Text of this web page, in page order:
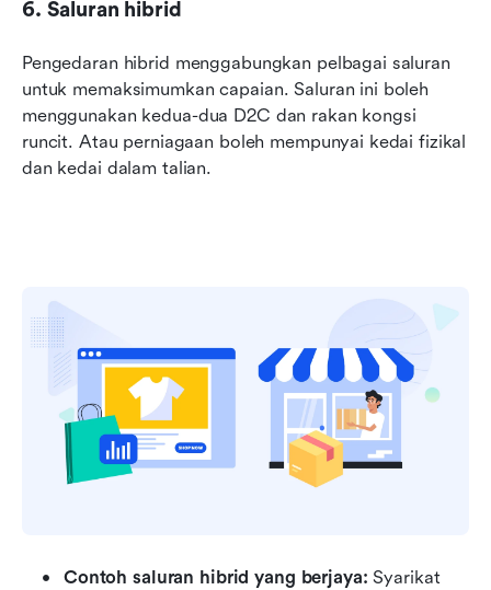
6. Saluran hibrid
Pengedaran hibrid menggabungkan pelbagai saluran
untuk memaksimumkan capaian. Saluran ini boleh
menggunakan kedua-dua D2C dan rakan kongsi
runcit. Atau perniagaan boleh mempunyai kedai fizikal
dan kedai dalam talian.
Contoh saluran hibrid yang berjaya: Syarikat